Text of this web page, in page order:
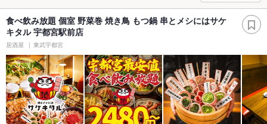
食べ飲み放題 個室 野菜巻 焼き鳥 もつ鍋 串とメシにはサケ
キタル 宇都宮駅前店
居酒屋 東武宇都宮